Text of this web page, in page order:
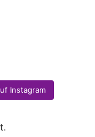
Instagram